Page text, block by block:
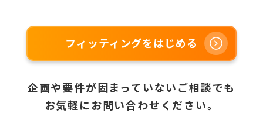
フィッティングをはじめる
企画や要件が固まっていないご相談でも
お気軽にお問い合わせください。